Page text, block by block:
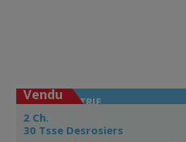
LAVALTRIE
Vendu
2 Ch.
30 Tsse Desrosiers